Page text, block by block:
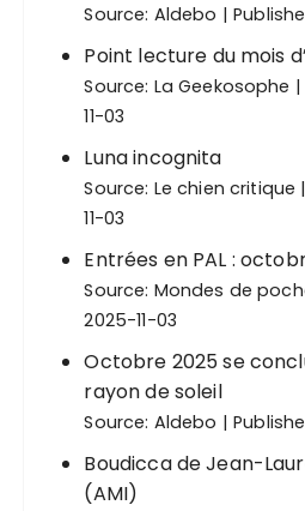
Source: Aldebo
Point lecture du mois
Source: La Geekosophe
11-03
Luna incognita
Source: Le chien critique
11-03
Entrées en PAL :
Source: Mondes de
2025-11-03
Octobre 2025 se
rayon de soleil
Source: Aldebo
Boudicca de Jean-
(AMI)